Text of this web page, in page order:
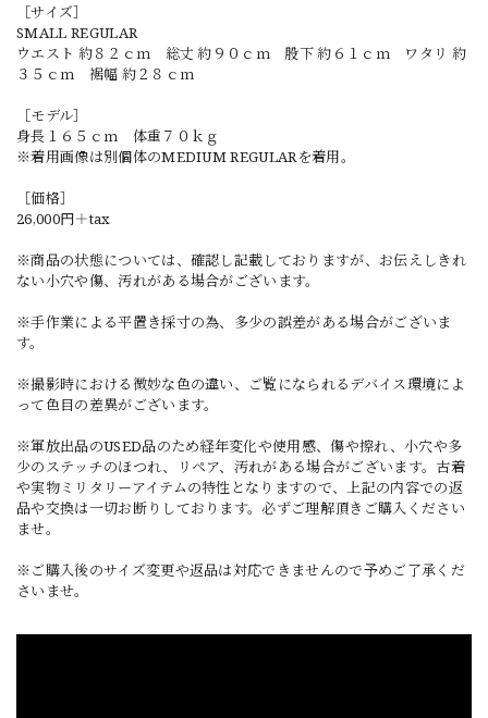
［サイズ］
SMALL REGULAR
ウエスト 約８２ｃｍ 総丈 約９０ｃｍ 股下 約６１ｃｍ ワタリ 約
３５ｃｍ 裾幅 約２８ｃｍ
［モデル］
身長１６５ｃｍ 体重７０ｋｇ
※着用画像は別個体のMEDIUM REGULARを着用。
［価格］
26,000円＋tax
※商品の状態については、確認し記載しておりますが、お伝えしきれ
ない小穴や傷、汚れがある場合がございます。
※手作業による平置き採寸の為、多少の誤差がある場合がございま
す。
※撮影時における微妙な色の違い、ご覧になられるデバイス環境によ
って色目の差異がございます。
※軍放出品のUSED品のため経年変化や使用感、傷や擦れ、小穴や多
少のステッチのほつれ、リペア、汚れがある場合がございます。古着
や実物ミリタリーアイテムの特性となりますので、上記の内容での返
品や交換は一切お断りしております。必ずご理解頂きご購入ください
ませ。
※ご購入後のサイズ変更や返品は対応できませんので予めご了承くだ
さいませ。